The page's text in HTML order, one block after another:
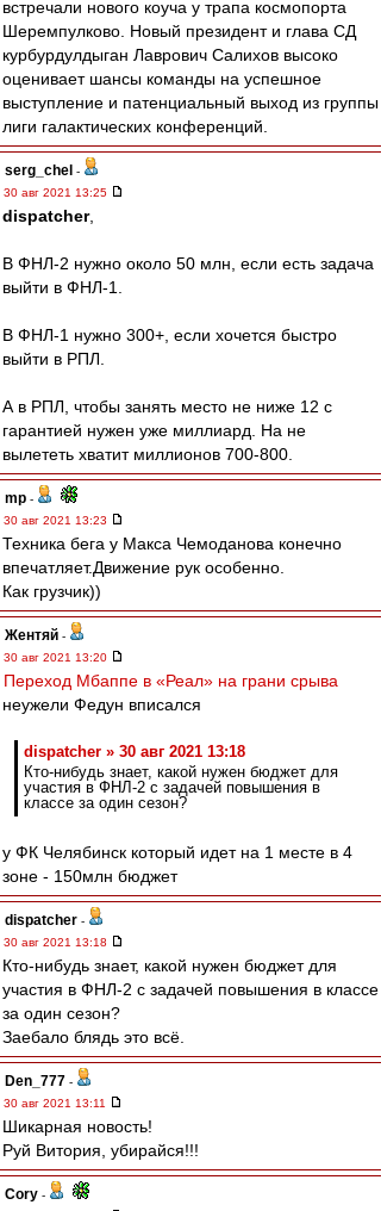
встречали нового коуча у трапа космопорта
Шеремпулково. Новый президент и глава СД
курбурдулдыган Лаврович Салихов высоко
оценивает шансы команды на успешное
выступление и патенциальный выход из группы
лиги галактических конференций.
serg_chel -
30 авг 2021 13:25
dispatcher,
В ФНЛ-2 нужно около 50 млн, если есть задача
выйти в ФНЛ-1.
В ФНЛ-1 нужно 300+, если хочется быстро
выйти в РПЛ.
А в РПЛ, чтобы занять место не ниже 12 с
гарантией нужен уже миллиард. На не
вылететь хватит миллионов 700-800.
mp -
30 авг 2021 13:23
Техника бега у Макса Чемоданова конечно
впечатляет.Движение рук особенно.
Как грузчик))
Жентяй -
30 авг 2021 13:20
Переход Мбаппе в «Реал» на грани срыва
неужели Федун вписался
dispatcher » 30 авг 2021 13:18
Кто-нибудь знает, какой нужен бюджет для
участия в ФНЛ-2 с задачей повышения в
классе за один сезон?
у ФК Челябинск который идет на 1 месте в 4
зоне - 150млн бюджет
dispatcher -
30 авг 2021 13:18
Кто-нибудь знает, какой нужен бюджет для
участия в ФНЛ-2 с задачей повышения в классе
за один сезон?
Заебало блядь это всё.
Den_777 -
30 авг 2021 13:11
Шикарная новость!
Руй Витория, убирайся!!!
Cory -